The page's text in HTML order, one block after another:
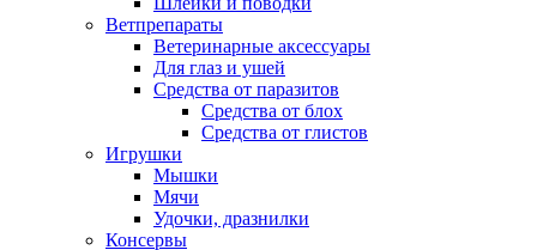
Ветпрепараты
Ветеринарные аксессуары
Для глаз и ушей
Средства от паразитов
Средства от блох
Средства от глистов
Игрушки
Мышки
Мячи
Удочки, дразнилки
Консервы